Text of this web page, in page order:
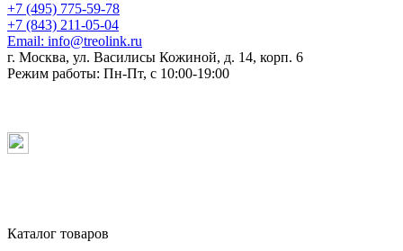
+7 (495) 775-59-78
+7 (843) 211-05-04
Email: info@treolink.ru
г. Москва, ул. Василисы Кожиной, д. 14, корп. 6
Режим работы: Пн-Пт, с 10:00-19:00
Каталог товаров